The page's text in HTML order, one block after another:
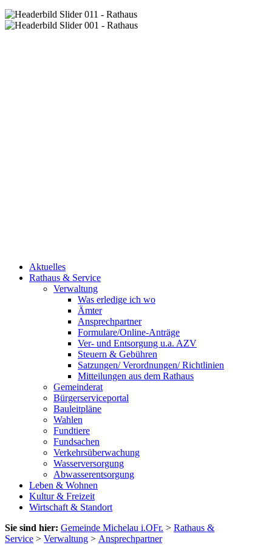
Aktuelles
Rathaus & Service
Verwaltung
Was erledige ich wo
Ämter
Ansprechpartner
Formulare/Online-Anträge
Ver- und Entsorgung u.a. AZV
Steuern & Gebühren
Satzungen/ Verordnungen/ Richtlinien
Mitteilungen aus dem Rathaus
Gemeinderat
Bürgerserviceportal
Bauleitpläne
Wahlen
Fundtiere
Fundsachen
Verkehrsüberwachung
Wasserversorgung
Abwasserentsorgung
Leben & Wohnen
Kultur & Freizeit
Wirtschaft & Standort
Sie sind hier: Gemeinde Michelau i.OFr. > Rathaus &
Service > Verwaltung > Ansprechpartner